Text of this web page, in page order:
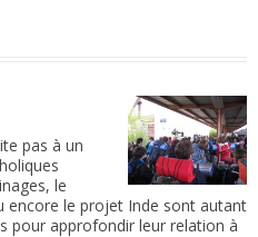
pas à un
le
encore le projet Inde sont autant
pour approfondir leur relation à